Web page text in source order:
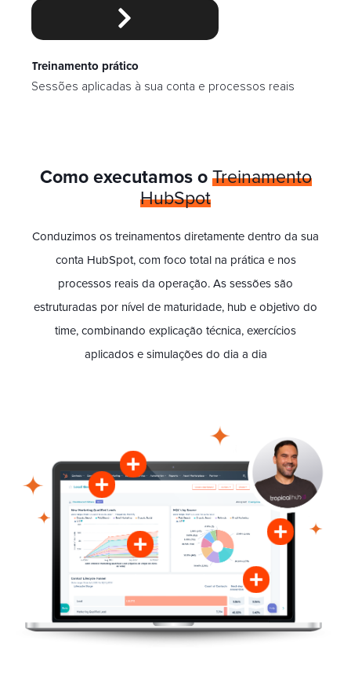
Treinamento prático
Sessões aplicadas à sua conta e processos reais
Como executamos o Treinamento
HubSpot
Conduzimos os treinamentos diretamente dentro da sua
conta HubSpot, com foco total na prática e nos
processos reais da operação. As sessões são
estruturadas por nível de maturidade, hub e objetivo do
time, combinando explicação técnica, exercícios
aplicados e simulações do dia a dia